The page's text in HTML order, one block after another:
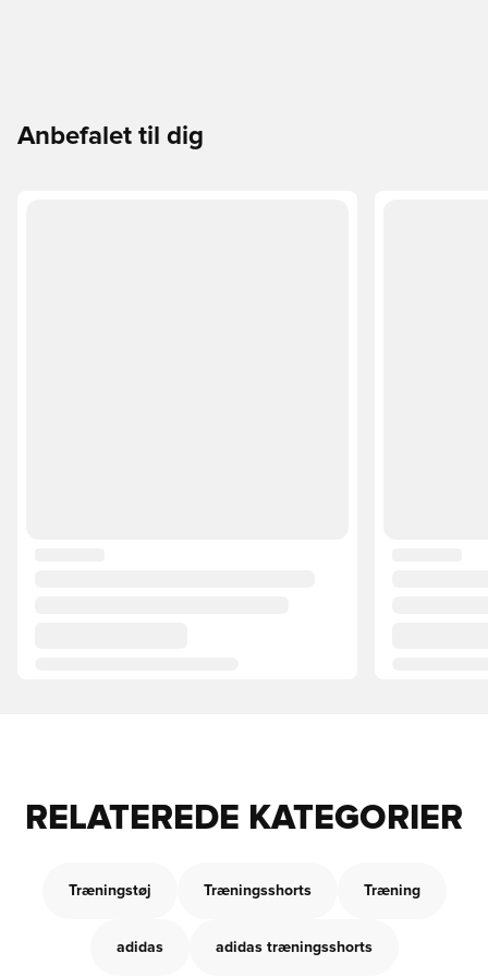
Anbefalet til dig
RELATEREDE KATEGORIER
Træningstøj Træningsshorts Træning
adidas adidas træningsshorts